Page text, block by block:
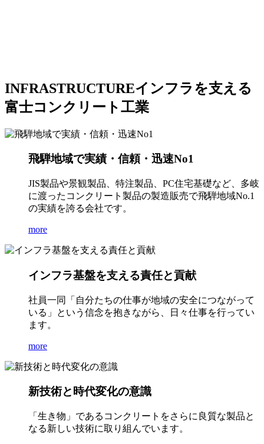
INFRASTRUCTUREインフラを支える
富士コンクリート工業
飛騨地域で実績・信頼・迅速No1
JIS製品や景観製品、特注製品、PC住宅基礎など、多岐
に渡ったコンクリート製品の製造販売で飛騨地域No.1
の実績を誇る会社です。
more
インフラ基盤を支える責任と貢献
社員一同「自分たちの仕事が地域の安全につながって
いる」という信念を抱きながら、日々仕事を行ってい
ます。
more
新技術と時代変化の意識
「生き物」であるコンクリートをさらに良質な製品と
なる新しい技術に取り組んでいます。